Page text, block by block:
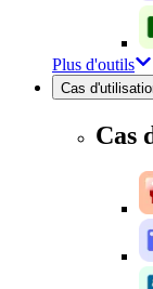
Plus d'outils
Cas
Cas